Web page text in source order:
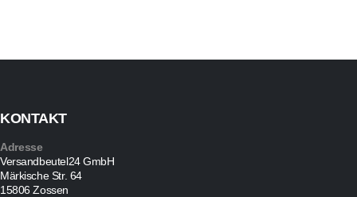
KONTAKT
Adresse
Versandbeutel24 GmbH
Märkische Str. 64
15806 Zossen